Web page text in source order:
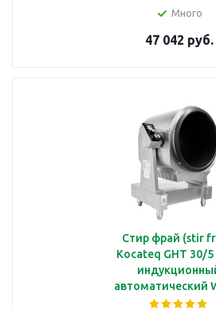
см
Много
47 042 руб.
Стир фрай (stir
Kocateq GHT 30/5
автоматический
чашей